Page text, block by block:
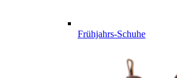
Frühjahrs-Schuhe